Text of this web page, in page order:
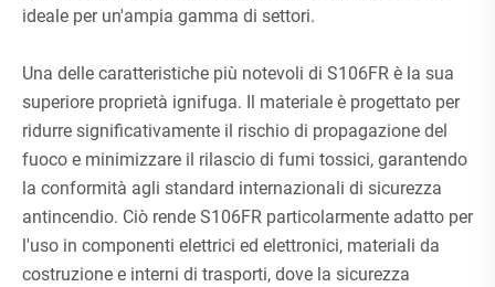
ideale per un'ampia gamma di settori.
Una delle caratteristiche più notevoli di S106FR è la sua
superiore proprietà ignifuga. Il materiale è progettato per
ridurre significativamente il rischio di propagazione del
fuoco e minimizzare il rilascio di fumi tossici, garantendo
la conformità agli standard internazionali di sicurezza
antincendio. Ciò rende S106FR particolarmente adatto per
l'uso in componenti elettrici ed elettronici, materiali da
costruzione e interni di trasporti, dove la sicurezza